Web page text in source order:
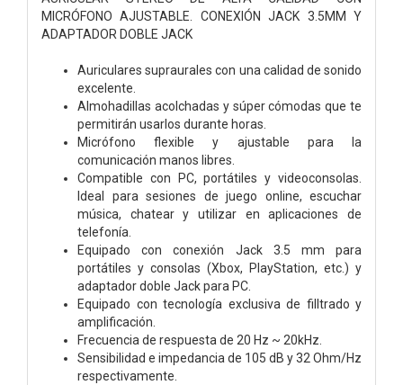
MICRÓFONO AJUSTABLE. CONEXIÓN JACK 3.5MM Y
ADAPTADOR DOBLE JACK
Auriculares supraurales con una calidad de sonido
excelente.
Almohadillas acolchadas y súper cómodas que te
permitirán usarlos durante horas.
Micrófono flexible y ajustable para la
comunicación manos libres.
Compatible con PC, portátiles y videoconsolas.
Ideal para sesiones de juego online, escuchar
música, chatear y utilizar en aplicaciones de
telefonía.
Equipado con conexión Jack 3.5 mm para
portátiles y consolas (Xbox, PlayStation, etc.) y
adaptador doble Jack para PC.
Equipado con tecnología exclusiva de filltrado y
amplificación.
Frecuencia de respuesta de 20 Hz ~ 20kHz.
Sensibilidad e impedancia de 105 dB y 32 Ohm/Hz
respectivamente.